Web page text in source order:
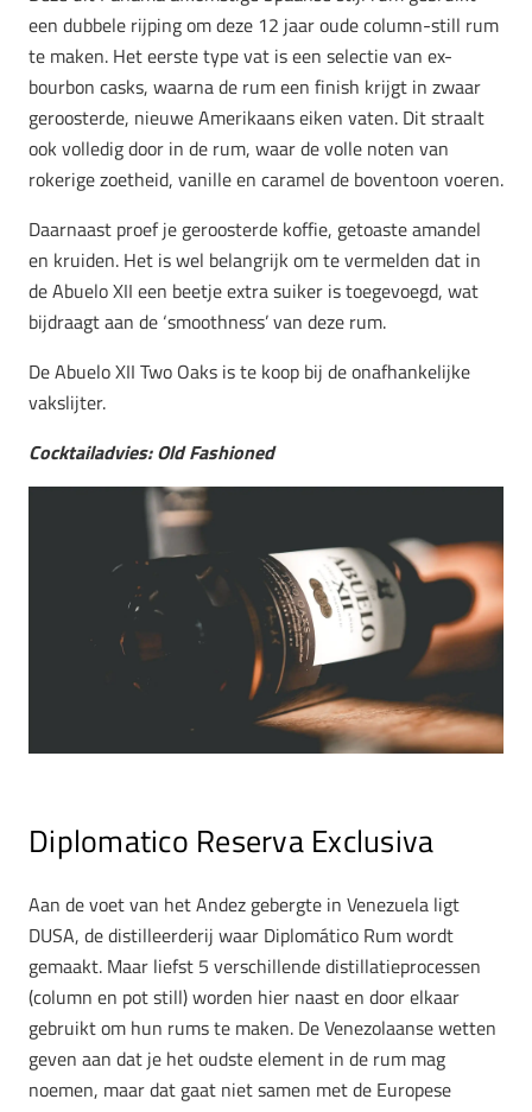
een dubbele rijping om deze 12 jaar oude column-still rum
te maken. Het eerste type vat is een selectie van ex-
bourbon casks, waarna de rum een finish krijgt in zwaar
geroosterde, nieuwe Amerikaans eiken vaten. Dit straalt
ook volledig door in de rum, waar de volle noten van
rokerige zoetheid, vanille en caramel de boventoon voeren.
Daarnaast proef je geroosterde koffie, getoaste amandel
en kruiden. Het is wel belangrijk om te vermelden dat in
de Abuelo XII een beetje extra suiker is toegevoegd, wat
bijdraagt aan de ‘smoothness’ van deze rum.
De Abuelo XII Two Oaks is te koop bij de onafhankelijke
vakslijter.
Cocktailadvies: Old Fashioned
Diplomatico Reserva Exclusiva
Aan de voet van het Andez gebergte in Venezuela ligt
DUSA, de distilleerderij waar Diplomático Rum wordt
gemaakt. Maar liefst 5 verschillende distillatieprocessen
(column en pot still) worden hier naast en door elkaar
gebruikt om hun rums te maken. De Venezolaanse wetten
geven aan dat je het oudste element in de rum mag
noemen, maar dat gaat niet samen met de Europese